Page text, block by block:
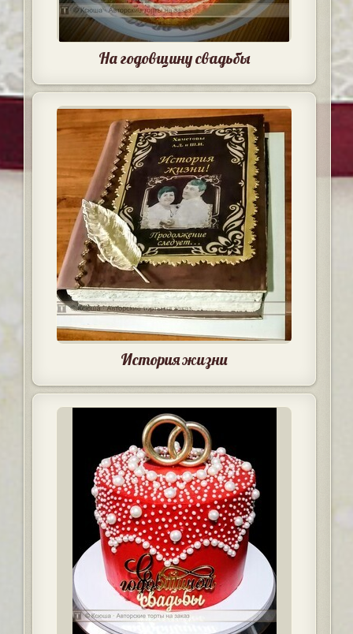
На годовщину свадьбы
История жизни